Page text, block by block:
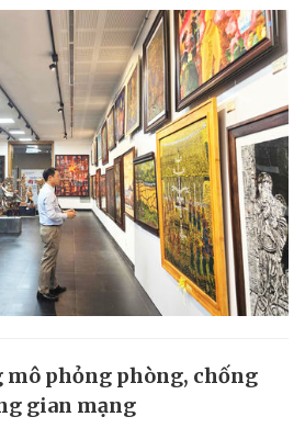
mô phỏng phòng, chống
gian mạng